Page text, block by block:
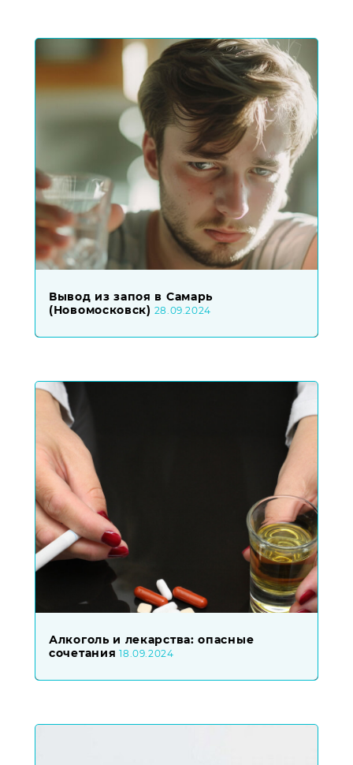
Вывод из запоя в Самарь
(Новомосковск) 28.09.2024
Алкоголь и лекарства: опасные
сочетания 18.09.2024